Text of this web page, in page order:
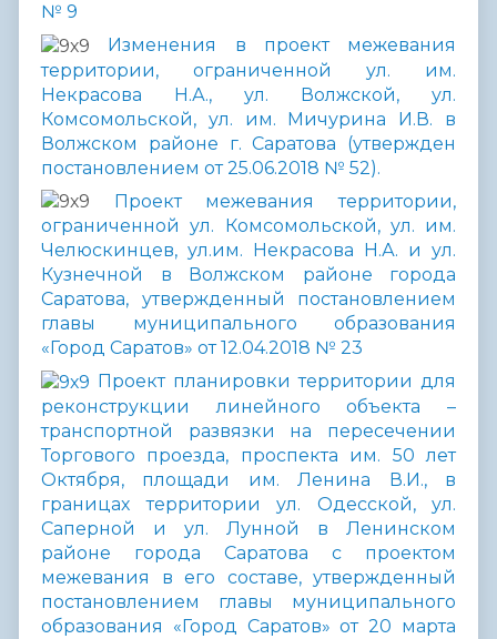
№ 9
Изменения в проект межевания
территории, ограниченной ул. им.
Некрасова Н.А., ул. Волжской, ул.
Комсомольской, ул. им. Мичурина И.В. в
Волжском районе г. Саратова (утвержден
постановлением от 25.06.2018 № 52).
Проект межевания территории,
ограниченной ул. Комсомольской, ул. им.
Челюскинцев, ул.им. Некрасова Н.А. и ул.
Кузнечной в Волжском районе города
Саратова, утвержденный постановлением
главы муниципального образования
«Город Саратов» от 12.04.2018 № 23
Проект планировки территории для
реконструкции линейного объекта –
транспортной развязки на пересечении
Торгового проезда, проспекта им. 50 лет
Октября, площади им. Ленина В.И., в
границах территории ул. Одесской, ул.
Саперной и ул. Лунной в Ленинском
районе города Саратова с проектом
межевания в его составе, утвержденный
постановлением главы муниципального
образования «Город Саратов» от 20 марта